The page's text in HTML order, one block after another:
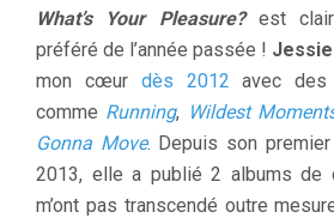
What’s Your Pleasure?est
préféré de l’année passée !
mon cœur dès 2012 avec des
comme Running, Wildest
Gonna Move. Depuis son premier
2013, elle a publié 2 albums de
m’ont pas transcendé outre